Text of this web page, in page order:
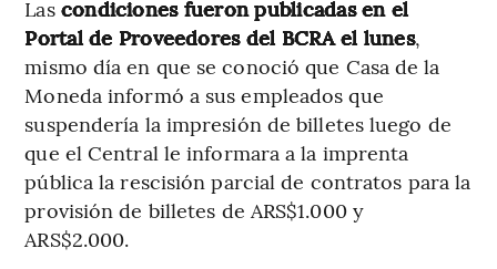
Las condiciones fueron publicadas en el
Portal de Proveedores del BCRA el lunes,
mismo día en que se conoció que Casa de la
Moneda informó a sus empleados que
suspendería la impresión de billetes luego de
que el Central le informara a la imprenta
pública la rescisión parcial de contratos para la
provisión de billetes de ARS$1.000 y
ARS$2.000.